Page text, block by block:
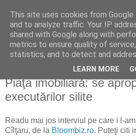
Reflecţii
blog de reflecţii, informaţii şi opinii
miercuri, 22 septembrie 2010
Piaţa imobiliară: se
executărilor silite
Readu mai jos interviul pe care i l-
Cîlţaru, de la Bloombiz.ro. Puteţi citi
This site uses cookies from
and to analyze traffic. Your IP
shared with Google along with
metrics to ensure quality of
statistics, and to detect and
LEARN MORE